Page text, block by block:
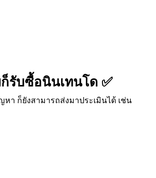
ก็รับซื้อนินเทนโด ✅
หา ก็ยังสามารถส่งมาประเมินได้ เช่น